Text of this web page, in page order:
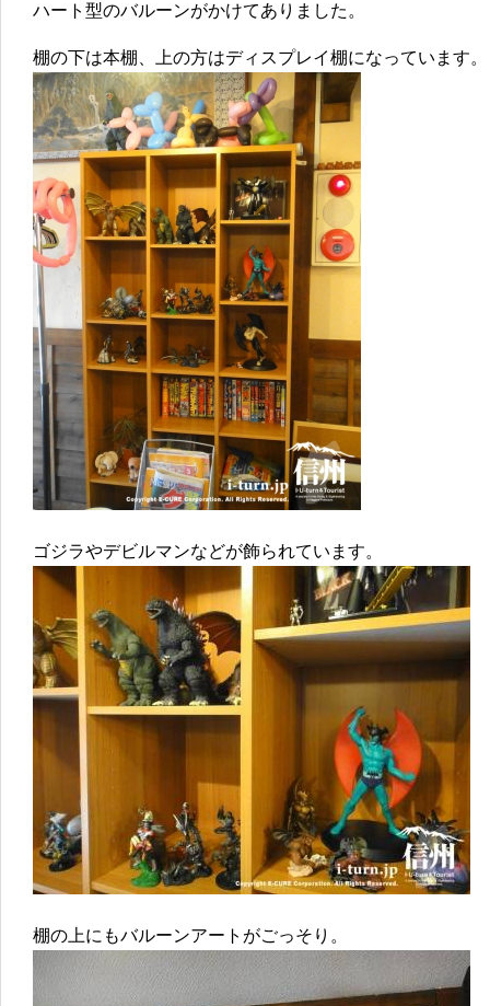
ハート型のバルーンがかけてありました。
棚の下は本棚、上の方はディスプレイ棚になっています。
ゴジラやデビルマンなどが飾られています。
棚の上にもバルーンアートがごっそり。